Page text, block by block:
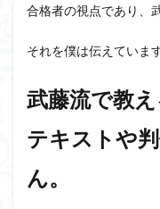
合格者の視点であり、
それを僕は伝えています
武藤流で教え
テキストや
ん。